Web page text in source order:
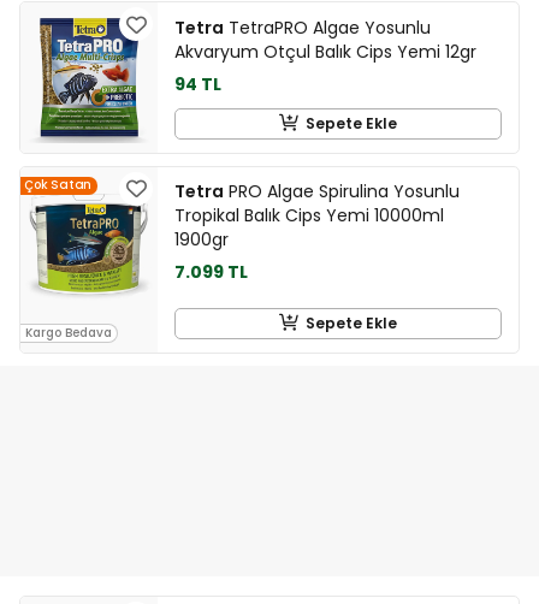
Tetra TetraPRO Algae Yosunlu
Akvaryum Otçul Balık Cips Yemi 12gr
94 TL
Sepete Ekle
Çok Satan
Kargo Bedava
Tetra PRO Algae Spirulina Yosunlu
Tropikal Balık Cips Yemi 10000ml
1900gr
7.099 TL
Sepete Ekle